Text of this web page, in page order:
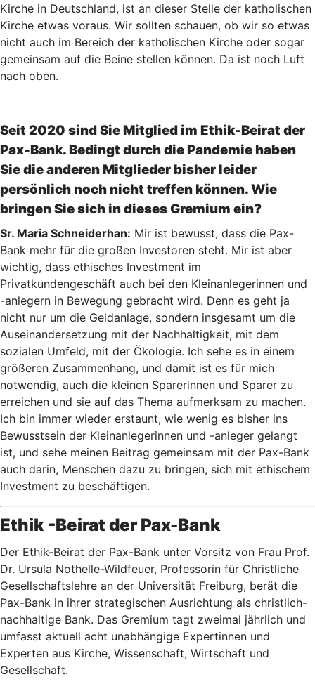
Kirche in Deutschland, ist an dieser Stelle der katholischen
Kirche etwas voraus. Wir sollten schauen, ob wir so etwas
nicht auch im Bereich der katholischen Kirche oder sogar
gemeinsam auf die Beine stellen können. Da ist noch Luft
nach oben.
Seit 2020 sind Sie Mitglied im Ethik-Beirat der
Pax-Bank. Bedingt durch die Pandemie haben
Sie die anderen Mitglieder bisher leider
persönlich noch nicht treffen können. Wie
bringen Sie sich in dieses Gremium ein?
Sr. Maria Schneiderhan: Mir ist bewusst, dass die Pax-
Bank mehr für die großen Investoren steht. Mir ist aber
wichtig, dass ethisches Investment im
Privatkundengeschäft auch bei den Kleinanlegerinnen und
-anlegern in Bewegung gebracht wird. Denn es geht ja
nicht nur um die Geldanlage, sondern insgesamt um die
Auseinandersetzung mit der Nachhaltigkeit, mit dem
sozialen Umfeld, mit der Ökologie. Ich sehe es in einem
größeren Zusammenhang, und damit ist es für mich
notwendig, auch die kleinen Sparerinnen und Sparer zu
erreichen und sie auf das Thema aufmerksam zu machen.
Ich bin immer wieder erstaunt, wie wenig es bisher ins
Bewusstsein der Kleinanlegerinnen und -anleger gelangt
ist, und sehe meinen Beitrag gemeinsam mit der Pax-Bank
auch darin, Menschen dazu zu bringen, sich mit ethischem
Investment zu beschäftigen.
Ethik -Beirat der Pax-Bank
Der Ethik-Beirat der Pax-Bank unter Vorsitz von Frau Prof.
Dr. Ursula Nothelle-Wildfeuer, Professorin für Christliche
Gesellschaftslehre an der Universität Freiburg, berät die
Pax-Bank in ihrer strategischen Ausrichtung als christlich-
nachhaltige Bank. Das Gremium tagt zweimal jährlich und
umfasst aktuell acht unabhängige Expertinnen und
Experten aus Kirche, Wissenschaft, Wirtschaft und
Gesellschaft.